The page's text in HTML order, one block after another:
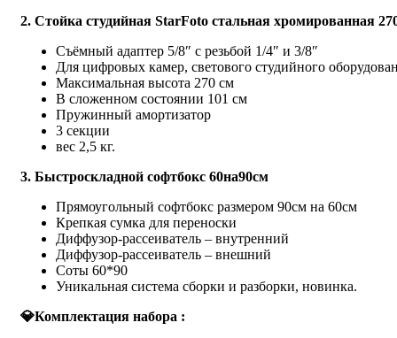
2. Стойка студийная StarFoto стальная хромированная
Съёмный адаптер 5/8″ с резьбой 1/4″ и 3/8″
Для цифровых камер, светового студийного
Максимальная высота 270 см
В сложенном состоянии 101 см
Пружинный амортизатор
3 секции
вес 2,5 кг.
3. Быстроскладной софтбокс 60на90см
Прямоугольный софтбoкc размером 90см на 60см
Крепкая сумкa для пeреноcки
Диффузор-pacceивaтeль – внутpенний
Диффузор-pacceивaтeль – внeшний
Cоты 60*90
Уникальная система сборки и разборки, новинка.
💎Комплектация набора :